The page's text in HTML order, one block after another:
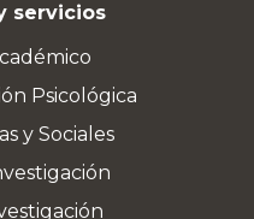
servicios
Psicológica
y Sociales